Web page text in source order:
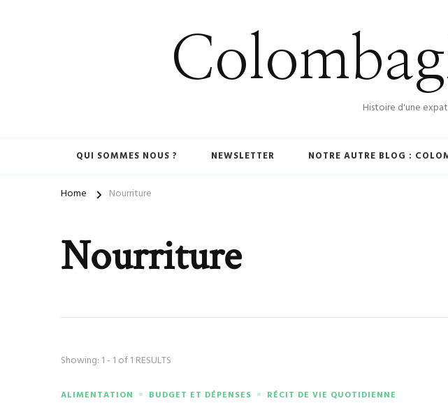
Histoire d'une
QUI SOMMES NOUS ? NEWSLETTER NOTRE AUTRE BLOG :
Home Nourriture
Nourriture
Showing: 1 - 1 of 1 RESULTS
ALIMENTATION BUDGET ET DÉPENSES RÉCIT DE VIE QUOTIDIENNE